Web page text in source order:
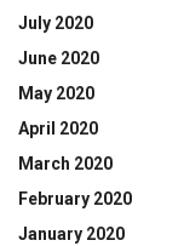
July 2020
June 2020
May 2020
April 2020
March 2020
February 2020
January 2020